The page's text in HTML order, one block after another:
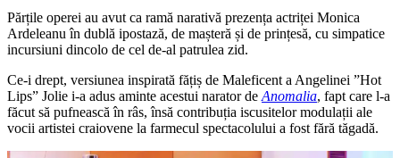
Părțile operei au avut ca ramă narativă prezența actriței Monica
Ardeleanu în dublă ipostază, de mașteră și de prințesă, cu simpatice
incursiuni dincolo de cel de-al patrulea zid.
Ce-i drept, versiunea inspirată fățiș de Maleficent a Angelinei ”Hot
Lips” Jolie i-a adus aminte acestui narator de Anomalia, fapt care l-a
făcut să pufnească în râs, însă contribuția iscusitelor modulații ale
vocii artistei craiovene la farmecul spectacolului a fost fără tăgadă.